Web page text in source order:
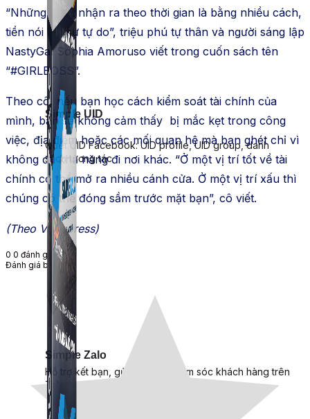
Simple Zalo
Hỗ trợ kết bạn, gửi tin nhắn chăm sóc khách hàng trên
Zalo.
Simple UID
Quét UID Facebook: UID profile, UID group, danh
sách tương tác
“Những gì tôi nhận ra theo thời gian là bằng nhiều cách,
tiền nói lên sự tự do”, triệu phú tự thân và người sáng lập
NastyGal Sophia Amoruso viết trong cuốn sách tên
“#GIRLBOSS”.
Theo cô, nếu bạn học cách kiểm soát tài chính của
mình, bạn sẽ không cảm thấy bị mắc kẹt trong công
việc, địa điểm hoặc các mối quan hệ mà bạn ghét chỉ vì
không đủ khả năng đi nơi khác. “Ở một vị trí tốt về tài
chính có thể mở ra nhiều cánh cửa. Ở một vị trí xấu thì
chúng có thể đóng sầm trước mặt bạn”, cô viết.
(Theo VnExpress)
0 0 đánh giá
Đánh giá bài viết